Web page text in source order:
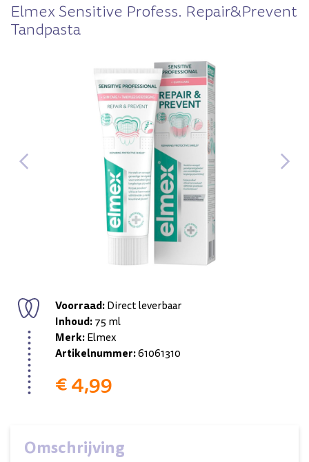
Elmex Sensitive Profess. Repair&prevent
Tandpasta
Voorraad:Direct leverbaar
Inhoud:75 ml
Merk:Elmex
Artikelnummer:61061310
€ 4,99
Omschrijving